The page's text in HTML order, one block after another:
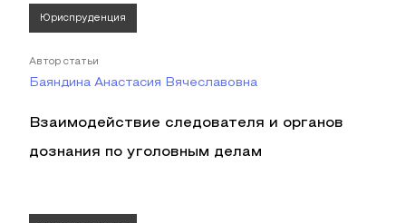
Юриспруденция
Автор статьи
Баяндина Анастасия Вячеславовна
Взаимодействие следователя и органов
дознания по уголовным делам